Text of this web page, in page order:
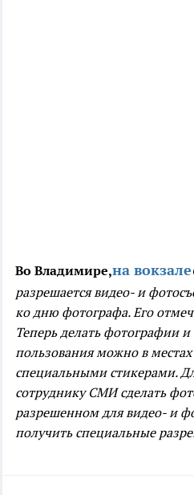
Во Владимире,на вокзале
разрешается видео- и
ко дню фотографа. Его
Теперь делать фотографии
пользования можно в
специальными стикерами.
сотруднику СМИ сделать
разрешенном для видео- и
получить специальные